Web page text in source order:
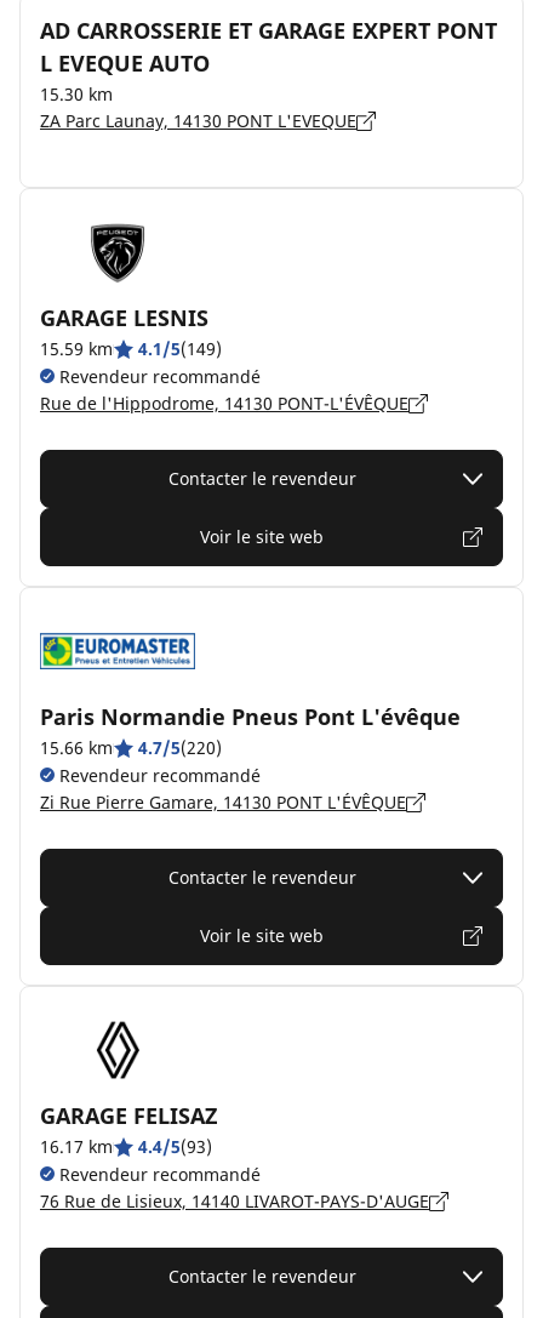
AD CARROSSERIE ET GARAGE EXPERT PONT
L EVEQUE AUTO
15.30 km
ZA Parc Launay, 14130 PONT L'EVEQUE
GARAGE LESNIS
15.59 km 4.1/5(149)
Revendeur recommandé
Rue de l'Hippodrome, 14130 PONT-L'ÉVÊQUE
Contacter le revendeur
Voir le site web
Paris Normandie Pneus Pont L'évêque
15.66 km 4.7/5(220)
Revendeur recommandé
Zi Rue Pierre Gamare, 14130 PONT L'ÉVÊQUE
Contacter le revendeur
Voir le site web
GARAGE FELISAZ
16.17 km 4.4/5(93)
Revendeur recommandé
76 Rue de Lisieux, 14140 LIVAROT-PAYS-D'AUGE
Contacter le revendeur